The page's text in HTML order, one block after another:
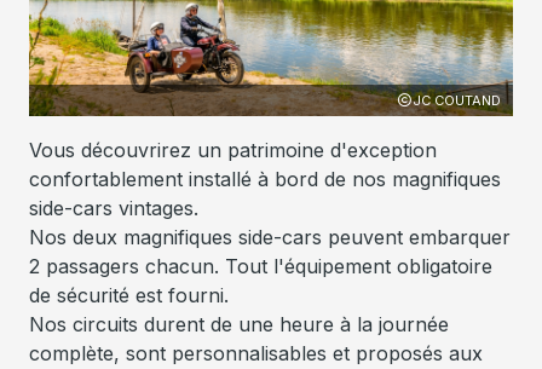
JC COUTAND
Vous découvrirez un patrimoine d'exception
confortablement installé à bord de nos magnifiques
side-cars vintages.
Nos deux magnifiques side-cars peuvent embarquer
2 passagers chacun. Tout l'équipement obligatoire
de sécurité est fourni.
Nos circuits durent de une heure à la journée
complète, sont personnalisables et proposés aux